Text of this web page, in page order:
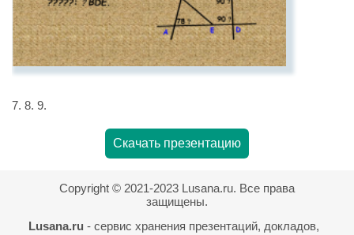
7. 8. 9.
Скачать презентацию
Copyright © 2021-2023 Lusana.ru. Все права
защищены.
Lusana.ru - сервис хранения презентаций, докладов,